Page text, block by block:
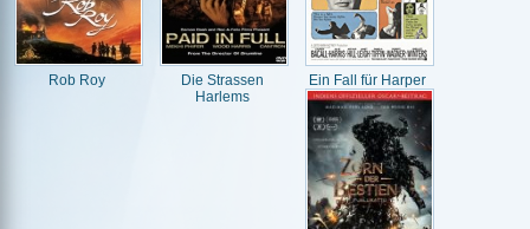
Rob Roy
Die Strassen
Harlems
Ein Fall für Harper